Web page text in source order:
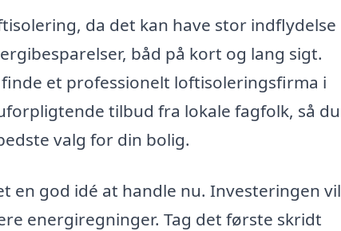
da det kan have stor indflydelse
båd på kort og lang sigt.
et professionelt loftisoleringsfirma i
tilbud fra lokale fagfolk, så du
valg for din bolig.
en god idé at handle nu. Investeringen vil
energiregninger. Tag det første skridt